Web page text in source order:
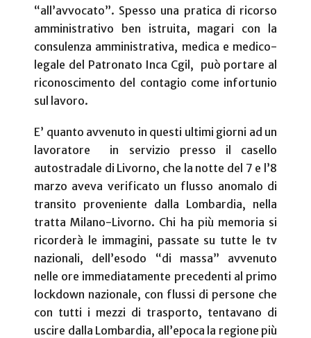
“all’avvocato”. Spesso una pratica di ricorso
amministrativo ben istruita, magari con la
consulenza amministrativa, medica e medico-
legale del Patronato Inca Cgil, può portare al
riconoscimento del contagio come infortunio
sul lavoro.
E’ quanto avvenuto in questi ultimi giorni ad un
lavoratore
in servizio presso il casello
autostradale di Livorno, che la notte del 7 e l’8
marzo aveva verificato un flusso anomalo di
transito proveniente dalla Lombardia, nella
tratta Milano-Livorno. Chi ha più memoria si
ricorderà le immagini, passate su tutte le tv
nazionali, dell’esodo “di massa” avvenuto
nelle ore immediatamente precedenti al primo
lockdown nazionale, con flussi di persone che
con tutti i mezzi di trasporto, tentavano di
uscire dalla Lombardia, all’epoca la regione più